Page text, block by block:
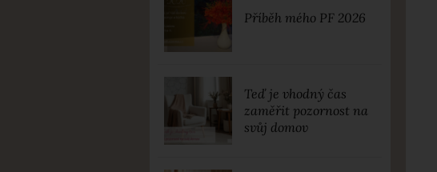
Příběh mého PF 2026
Teď je vhodný čas
zaměřit pozornost na
svůj domov